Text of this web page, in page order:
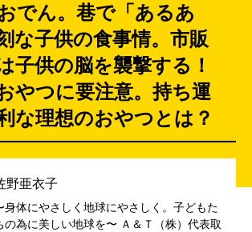
でん。巷で「あるあ
な子供の食事情。市販
子供の脳を襲撃する！
やつに要注意。持ち運
な理想のおやつとは？
野亜衣子
身体にやさしく地球にやさしく。子どもた
の為に美しい地球を〜 Ａ＆Ｔ（株）代表取